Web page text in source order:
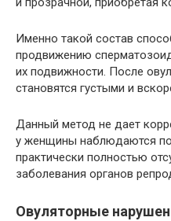
Именно такой состав
продвижению
их подвижности. После
становятся густыми и
Данный метод не дает
у женщины наблюдаются
практически полностью
заболевания органов
Овуляторные